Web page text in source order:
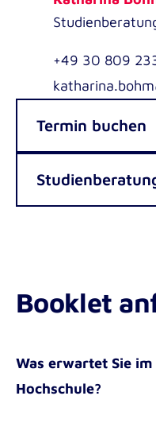
+49 30 809
Termin buchen
Booklet
Was erwartet Sie
Hochschule?